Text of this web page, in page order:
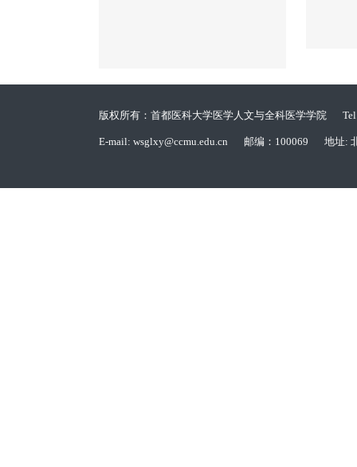
版权所有：首都医科大学医学人文与全科医学学院
E-mail: wsglxy@ccmu.edu.cn 邮编：100069 地址: